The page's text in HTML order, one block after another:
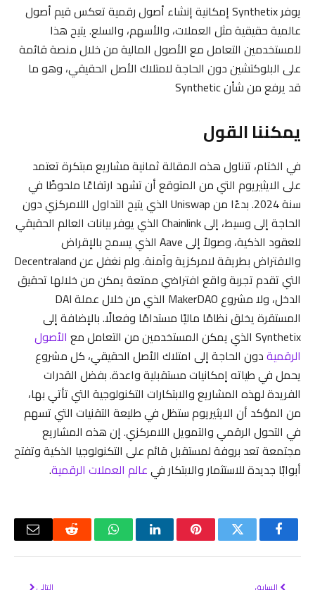
يوفر Synthetix إمكانية إنشاء أصول رقمية تعكس قيم أصول
عالمية حقيقية مثل العملات، والأسهم، والسلع. يتيح هذا
للمستخدمين التعامل مع الأصول المالية من خلال منصة قائمة
على البلوكتشين دون الحاجة لامتلاك الأصل الحقيقي، وهو ما
قد يرفع من شأن Synthetic
يمكننا القول
في الختام، تتناول هذه المقالة ثمانية مشاريع مبتكرة تعتمد
على الايثيريوم التي من المتوقع أن تشهد ارتفاعًا ملحوظًا في
سنة 2024. بدءًا من Uniswap الذي يتيح التداول اللامركزي دون
الحاجة إلى وسيط، إلى Chainlink الذي يوفر بيانات العالم الحقيقي
للعقود الذكية، وصولاً إلى Aave الذي يسمح بالإقراض
والاقتراض بطريقة لامركزية وآمنة. ولم نغفل عن Decentraland
التي تقدم تجربة واقع افتراضي ممتعة يمكن من خلالها تحقيق
الدخل، ولا مشروع MakerDAO الذي من خلال عملة DAI
المستقرة يخلق نظامًا ماليًا مستدامًا وفعالًا. بالإضافة إلى
Synthetix الذي يمكن المستخدمين من التعامل مع
الأصول
الرقميةدون الحاجة إلى امتلاك الأصل الحقيقي، كل مشروع
يحمل في طياته إمكانيات مستقبلية واعدة. بفضل القدرات
الفريدة لهذه المشاريع والابتكارات التكنولوجية التي تأتي بها،
من المؤكد أن الايثيريوم ستظل في طليعة التقنيات التي تسهم
في التحول الرقمي والتمويل اللامركزي. إن هذه المشاريع
مجتمعة تعد بروفة لمستقبل قائم على التكنولوجيا الذكية وتفتح
أبوابًا جديدة للاستثمار والابتكار فيعالم العملات الرقمية.
فيسبوكتويتر بينتيريستلينكدإن واتسابرديت
البريد